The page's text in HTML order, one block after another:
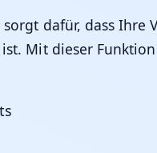
sorgt dafür, dass Ihre
Mit dieser